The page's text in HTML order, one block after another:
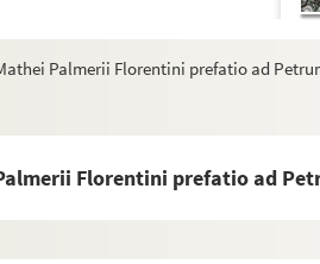
Palmerii Florentini prefatio ad
Florentini prefatio ad
de Deo et divinis attributis, ex codicibus